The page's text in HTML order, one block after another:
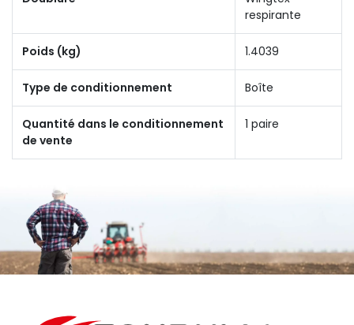
respirante
Poids (kg) 1.4039
Type de conditionnement Boîte
Quantité dans le conditionnement
de vente
1 paire